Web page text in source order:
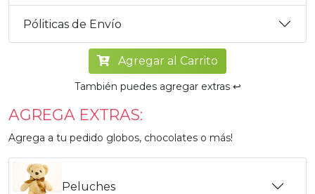
Póliticas de Envío
Agregar al Carrito
También puedes agregar extras ↩️
AGREGA EXTRAS:
Agrega a tu pedido globos, chocolates o más!
Peluches